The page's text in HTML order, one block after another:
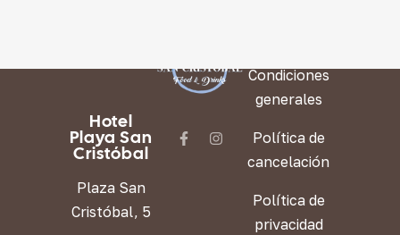
Hotel
Playa San
Cristóbal
Plaza San
Cristóbal, 5
Condiciones
generales
Política de
cancelación
Política de
privacidad